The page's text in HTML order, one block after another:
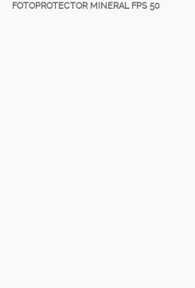
FOTOPROTECTOR MINERAL FPS 50